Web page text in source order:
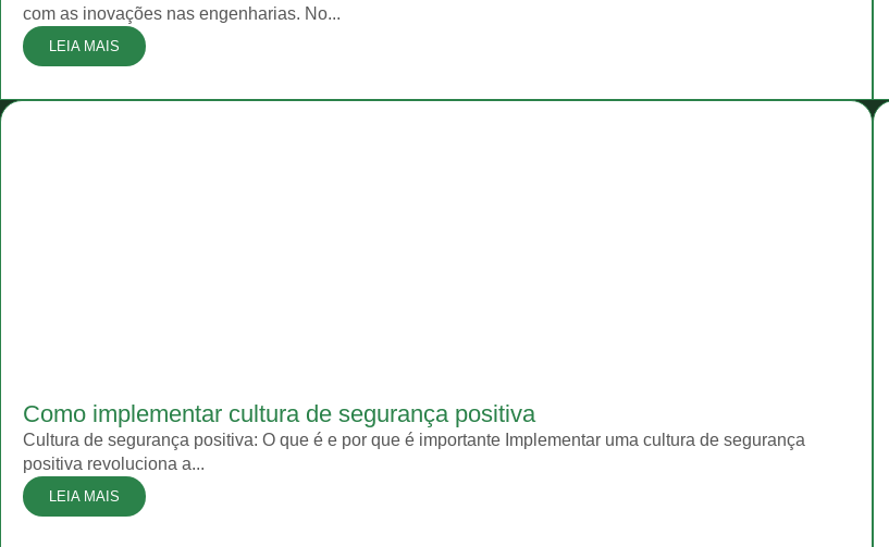
com as inovações nas engenharias. No...
LEIA MAIS
Como implementar cultura de segurança positiva
Cultura de segurança positiva: O que é e por que é importante Implementar uma cultura de segurança
positiva revoluciona a...
LEIA MAIS